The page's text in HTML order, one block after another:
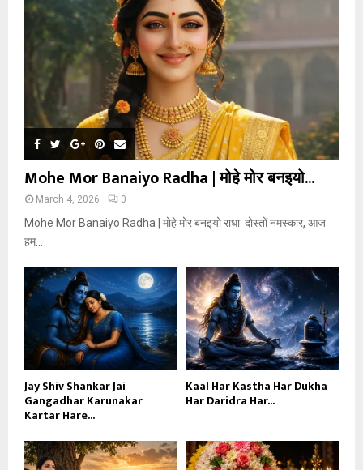
Mohe Mor Banaiyo Radha | मोहे मोर बनइयो...
March 4, 2026 0
Mohe Mor Banaiyo Radha | मोहे मोर बनइयो राधा: दोस्तों नमस्कार, आज
हम...
Jay Shiv Shankar Jai
Gangadhar Karunakar
Kartar Hare...
Kaal Har Kastha Har Dukha
Har Daridra Har...